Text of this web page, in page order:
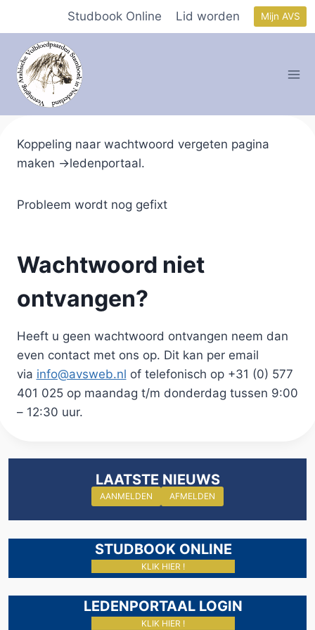
inhoud
Studbook Online Lid worden Mijn AVS
Koppeling naar wachtwoord vergeten pagina
maken ->ledenportaal.
Probleem wordt nog gefixt
Wachtwoord niet
ontvangen?
Heeft u geen wachtwoord ontvangen neem dan
even contact met ons op. Dit kan per email
via info@avsweb.nl of telefonisch op +31 (0) 577
401 025 op maandag t/m donderdag tussen 9:00
– 12:30 uur.
LAATSTE NIEUWS
AANMELDEN AFMELDEN
STUDBOOK ONLINE
KLIK HIER !
LEDENPORTAAL LOGIN
KLIK HIER !